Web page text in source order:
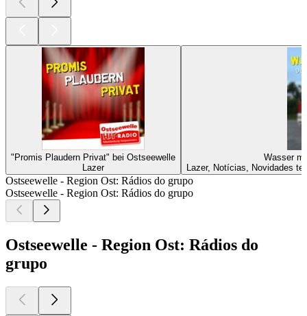
"Promis Plaudern Privat" bei Ostseewelle
Lazer
Wasser
Lazer, Notícias, Novidades
Ostseewelle - Region Ost: Rádios do grupo
Ostseewelle - Region Ost: Rádios do grupo
Ostseewelle - Region Ost: Rádios do
grupo